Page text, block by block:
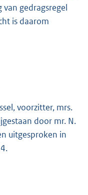
van gedragsregel
is daarom
voorzitter, mrs.
door mr. N.
uitgesproken in